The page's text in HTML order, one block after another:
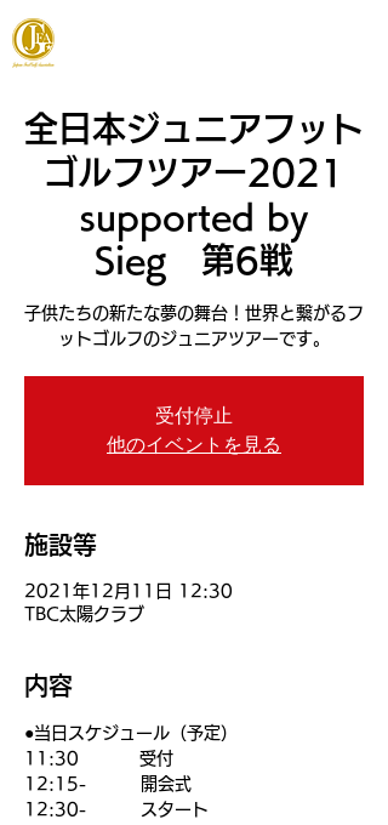
全日本ジュニアフット
ゴルフツアー2021
supported by
Sieg 第6戦
子供たちの新たな夢の舞台！世界と繋がるフ
ットゴルフのジュニアツアーです。
受付停止
他のイベントを見る
施設等
2021年12月11日 12:30
TBC太陽クラブ
内容
●当日スケジュール（予定）
11:30          受付
12:15-         開会式
12:30-         スタート